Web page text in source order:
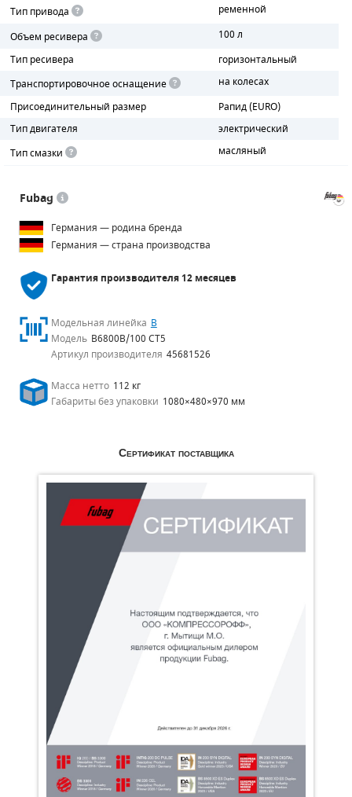
Тип привода
ременной
Объем ресивера
100 л
Тип ресивера
горизонтальный
Транспортировочное оснащение
на колесах
Присоединительный размер
Рапид (EURO)
Тип двигателя
электрический
Тип смазки
масляный
Fubag
Германия — родина бренда
Германия — страна производства
Гарантия производителя12 месяцев
Модельная линейка B
Модель B6800B/100 CT5
Артикул производителя 45681526
Масса нетто 112 кг
Габариты без упаковки 1080×480×970 мм
Сертификат поставщика
ДЕТАЛИ ПОРШНЕВЫХ КОМПРЕССОРОВ
ДЕТАЛИ СПИРАЛЬНЫХ КОМПРЕССОРОВ
ДЕТАЛИ НАСОСНОЙ ЧАСТИ
ДЕТАЛИ ПОГРУЖНЫХ НАСОСОВ
ШЛАНГИ ДЛЯ МОТОПОМП